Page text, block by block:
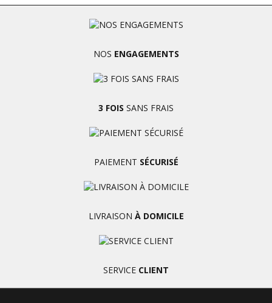
NOS ENGAGEMENTS
3 FOIS SANS FRAIS
PAIEMENT SÉCURISÉ
LIVRAISON À DOMICILE
SERVICE CLIENT